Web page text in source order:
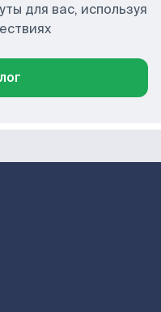
для вас, используя